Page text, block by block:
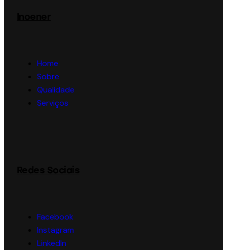
Home
Sobre
Qualidade
Serviços
Facebook
Instagram
LinkedIn